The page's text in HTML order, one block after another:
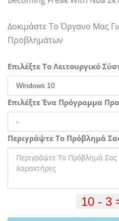
Δοκιμάστε Το Όργανο Μας
Προβλημάτων
Επιλέξτε Το Λειτουργικό
Επιλέξτε Ένα Πρόγραμμα
Περιγράψτε Το Πρόβλημά